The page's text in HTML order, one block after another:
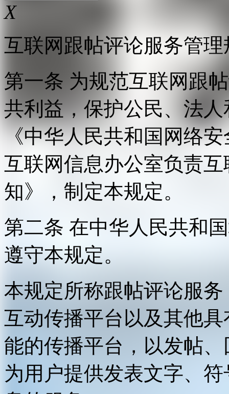
X
互联网跟帖评论服务管理
第一条 为规范互联网跟
共利益，保护公民、法
《中华人民共和国网络
互联网信息办公室负责
知》，制定本规定。
第二条 在中华人民共和
遵守本规定。
本规定所称跟帖评论服
互动传播平台以及其他
能的传播平台，以发帖
为用户提供发表文字、